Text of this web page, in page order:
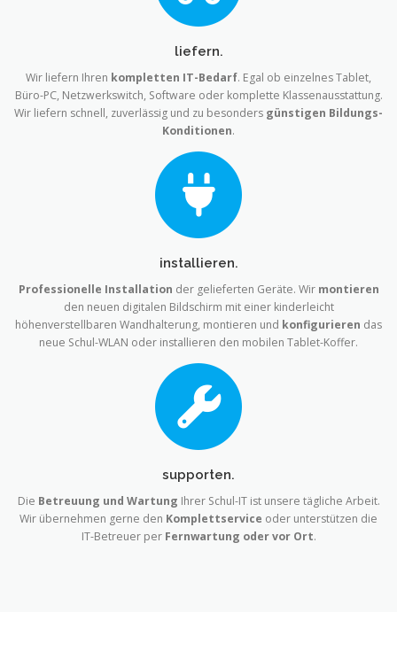
liefern.
Wir liefern Ihren kompletten IT-Bedarf. Egal ob einzelnes Tablet,
Büro-PC, Netzwerkswitch, Software oder komplette Klassenausstattung.
Wir liefern schnell, zuverlässig und zu besonders günstigen Bildungs-
Konditionen.
installieren.
Professionelle Installation der gelieferten Geräte. Wir montieren
den neuen digitalen Bildschirm mit einer kinderleicht
höhenverstellbaren Wandhalterung, montieren und konfigurieren das
neue Schul-WLAN oder installieren den mobilen Tablet-Koffer.
supporten.
Die Betreuung und Wartung Ihrer Schul-IT ist unsere tägliche Arbeit.
Wir übernehmen gerne den Komplettservice oder unterstützen die
IT-Betreuer perFernwartung oder vor Ort.